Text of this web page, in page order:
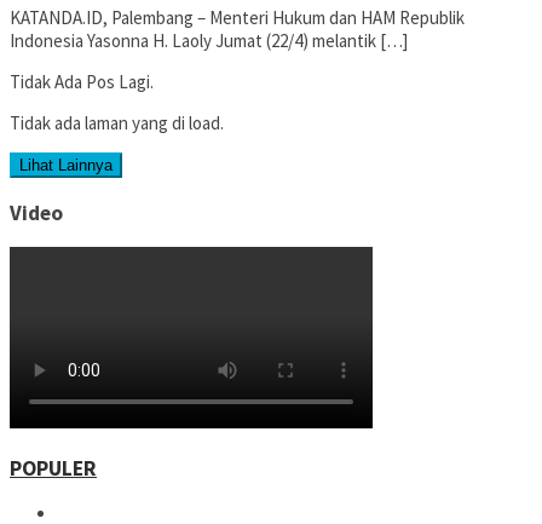
KATANDA.ID, Palembang – Menteri Hukum dan HAM Republik
Indonesia Yasonna H. Laoly Jumat (22/4) melantik […]
Tidak Ada Pos Lagi.
Tidak ada laman yang di load.
Lihat Lainnya
Video
POPULER